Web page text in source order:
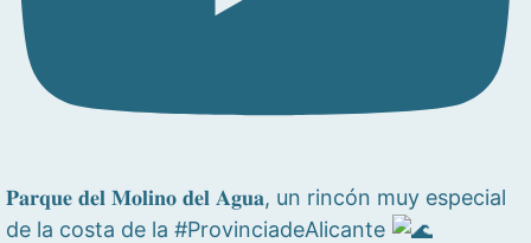
𝐏𝐚𝐫𝐪𝐮𝐞 𝐝𝐞𝐥 𝐌𝐨𝐥𝐢𝐧𝐨 𝐝𝐞𝐥 𝐀𝐠𝐮𝐚, un rincón muy especial
de la costa de la #ProvinciadeAlicante